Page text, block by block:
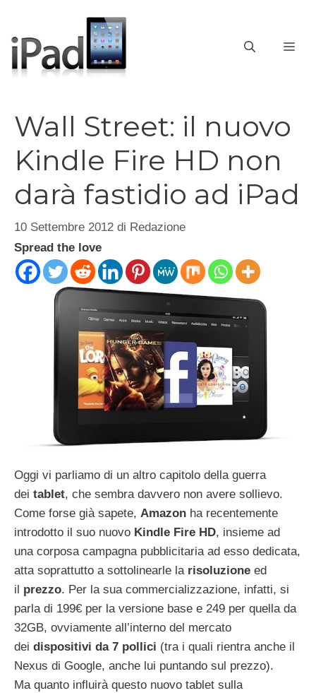
contenuto
Wall Street: il nuovo
Kindle Fire HD non
darà fastidio ad iPad
10 Settembre 2012 di Redazione
Spread the love
Oggi vi parliamo di un altro capitolo della guerra
dei tablet, che sembra davvero non avere sollievo.
Come forse già sapete, Amazon ha recentemente
introdotto il suo nuovo Kindle Fire HD, insieme ad
una corposa campagna pubblicitaria ad esso dedicata,
atta soprattutto a sottolinearle la risoluzione ed
il prezzo. Per la sua commercializzazione, infatti, si
parla di 199€ per la versione base e 249 per quella da
32GB, ovviamente all’interno del mercato
dei dispositivi da 7 pollici (tra i quali rientra anche il
Nexus di Google, anche lui puntando sul prezzo).
Ma quanto influirà questo nuovo tablet sulla